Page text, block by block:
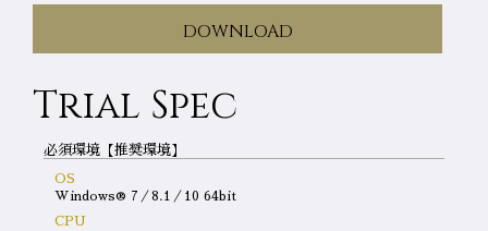
DOWNLOAD
Trial Spec
必須環境【推奨環境】
OS
Windows® 7／8.1／10 64bit
CPU